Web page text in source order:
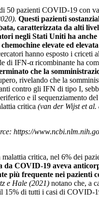
50 pazienti COVID-19 con
Questi pazienti
caratterizzata da alti
negli Stati Uniti ha
elevate ed
hanno esposto i
di IFN-α ricombinante ha
che la
rivelando che la
contro gli IFN di tipo I,
e il sequenziamento
critica (van der Wijst et al.
https://
critica, nel 6% dei
da COVID-19 aveva
più frequente nei
e Hale (2021) notano che, a
15% di tutti i casi di COVID-